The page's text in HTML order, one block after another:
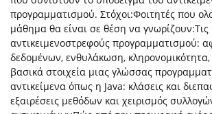
προγραμματισμού. Στόχοι:Φοιτητές που
μάθημα θα είναι σε θέση να γνωρίζουν:Τις
αντικειμενοστρεφούς προγραμματισμού:
δεδομένων, ενθυλάκωση,
βασικά στοιχεία μιας γλώσσας
αντικείμενα όπως η Java: κλάσεις και
εξαιρέσεις μεθόδων και χειρισμός